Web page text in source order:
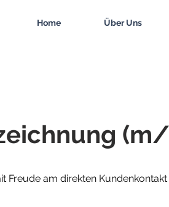
Home Über Uns
Freude am direkten